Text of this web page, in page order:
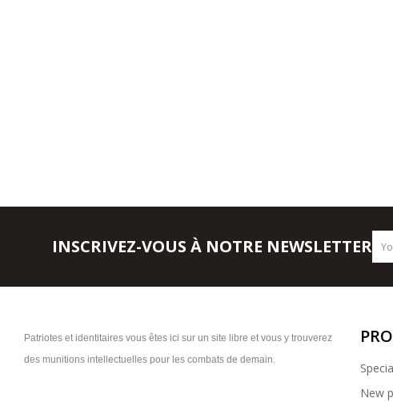
INSCRIVEZ-VOUS À NOTRE NEWSLETTER
Patriotes et identitaires vous êtes ici sur un site libre et vous y trouverez
des munitions intellectuelles pour les combats de demain.
New